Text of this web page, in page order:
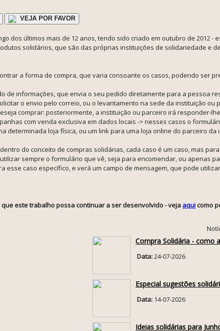
VEJA POR FAVOR
dos últimos mais de 12 anos, tendo sido criado em outubro de 2012 -
solidários, que são das próprias instituições de solidariedade e
a forma de compra, que varia consoante os casos, podendo ser
de informações, que envia o seu pedido diretamente para a pessoa
o envio pelo correio, ou o levantamento na sede da instituição
comprar: posteriormente, a instituição ou parceiro irá responder-
com venda exclusiva em dados locais -> nesses casos o
loja física, ou um link para uma loja online do parceiro da
do conceito de compras solidárias, cada caso é um caso, mas
utilizar sempre o formulário que vê, seja para encomendar, ou apenas
caso específico, e verá um campo de mensagem, que pode
este trabalho possa continuar a ser desenvolvido - veja aqui como
Compra Solidária - como
Data:24-07-2026
Especial sugestões
Data: 14-07-2026
Ideias solidárias para